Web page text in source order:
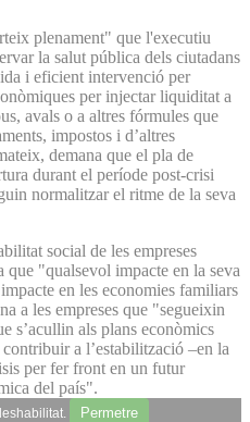
plenament" que l'executiu
la salut pública dels ciutadans
i eficient intervenció per
per injectar liquiditat a
avals o a altres fórmules que
impostos i d’altres
demana que el pla de
durant el període post-crisi
normalitzar el ritme de la seva
social de les empreses
que "qualsevol impacte en la seva
en les economies familiars
a les empreses que "segueixin
s’acullin als plans econòmics
a l’estabilització –en la
per fer front en un futur
del país".
Permetre